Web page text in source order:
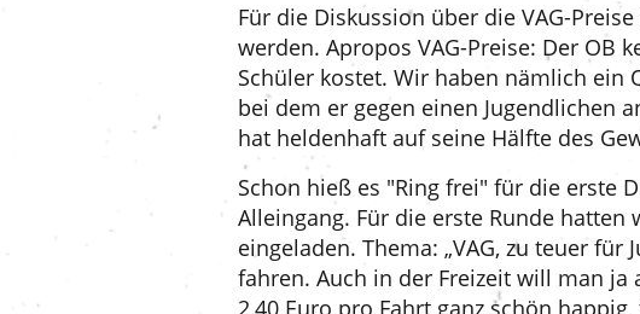
Für die Diskussion über die VAG-
werden. Apropos VAG-Preise: Der OB
Schüler kostet. Wir haben nämlich ein
bei dem er gegen einen Jugendlichen
hat heldenhaft auf seine Hälfte des
Schon hieß es "Ring frei" für die erste
Alleingang. Für die erste Runde hatten
eingeladen. Thema: „VAG, zu teuer
fahren. Auch in der Freizeit will man ja
2,40 Euro pro Fahrt ganz schön